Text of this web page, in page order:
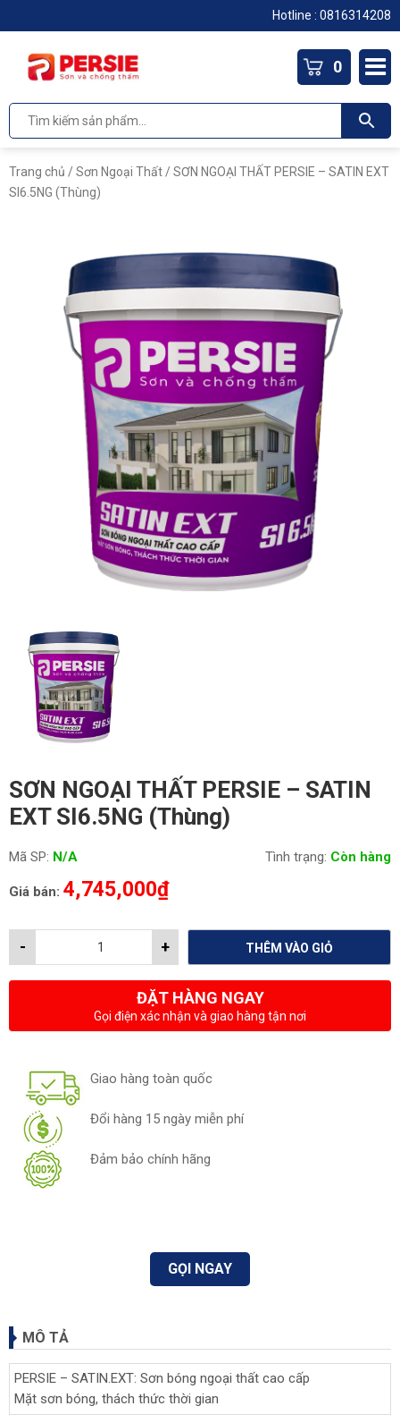
Hotline : 0816314208
0
Trang chủ /Sơn Ngoại Thất / SƠN NGOẠI THẤT PERSIE – SATIN EXT
SI6.5NG (Thùng)
SƠN NGOẠI THẤT PERSIE – SATIN
EXT SI6.5NG (Thùng)
Mã SP: N/A Tình trạng: Còn hàng
Giá bán: 4,745,000₫
+
- THÊM VÀO GIỎ
ĐẶT HÀNG NGAY
Gọi điện xác nhận và giao hàng tận nơi
Giao hàng toàn quốc
Đổi hàng 15 ngày miễn phí
Đảm bảo chính hãng
GỌI NGAY
MÔ TẢ
PERSIE – SATIN.EXT: Sơn bóng ngoại thất cao cấp
Mặt sơn bóng, thách thức thời gian